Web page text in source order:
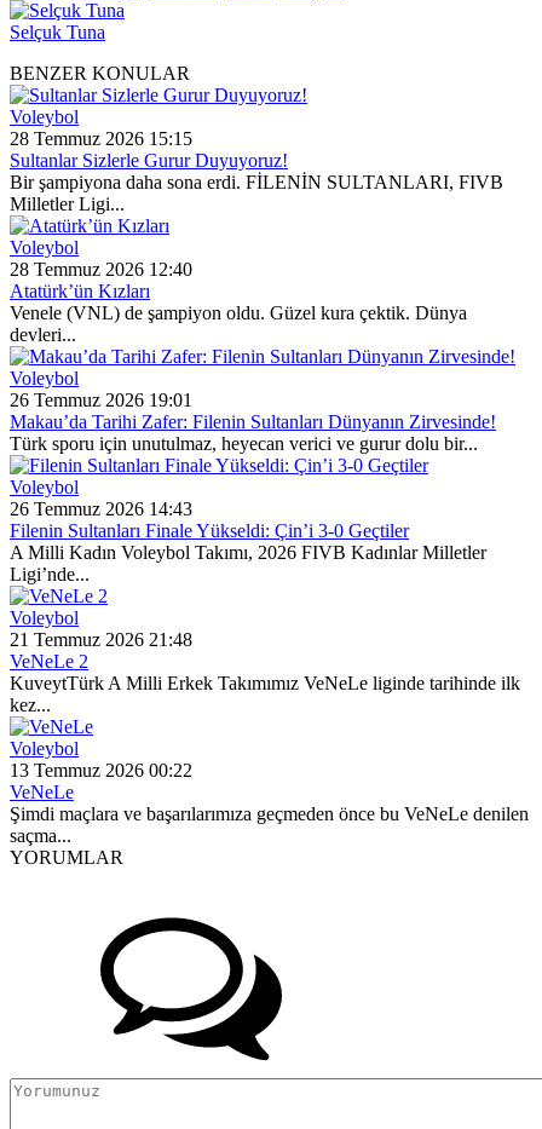
Selçuk Tuna
BENZER KONULAR
Voleybol
28 Temmuz 2026 15:15
Sultanlar Sizlerle Gurur Duyuyoruz!
Bir şampiyona daha sona erdi. FİLENİN SULTANLARI, FIVB
Milletler Ligi...
Voleybol
28 Temmuz 2026 12:40
Atatürk’ün Kızları
Venele (VNL) de şampiyon oldu. Güzel kura çektik. Dünya
devleri...
Voleybol
26 Temmuz 2026 19:01
Makau’da Tarihi Zafer: Filenin Sultanları Dünyanın Zirvesinde!
Türk sporu için unutulmaz, heyecan verici ve gurur dolu bir...
Voleybol
26 Temmuz 2026 14:43
Filenin Sultanları Finale Yükseldi: Çin’i 3-0 Geçtiler
A Milli Kadın Voleybol Takımı, 2026 FIVB Kadınlar Milletler
Ligi’nde...
Voleybol
21 Temmuz 2026 21:48
VeNeLe 2
KuveytTürk A Milli Erkek Takımımız VeNeLe liginde tarihinde ilk
kez...
Voleybol
13 Temmuz 2026 00:22
VeNeLe
Şimdi maçlara ve başarılarımıza geçmeden önce bu VeNeLe denilen
saçma...
YORUMLAR